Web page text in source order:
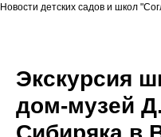
Новости детских садов и школ
Экскурсия
дом-музей